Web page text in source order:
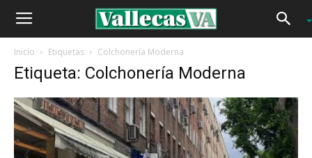
Inicio Etiquetas Colchonería Moderna
Etiqueta: Colchonería Moderna